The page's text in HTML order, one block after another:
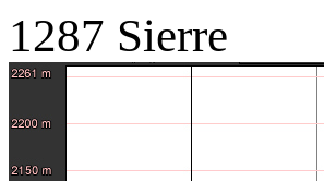
1287 Sierre